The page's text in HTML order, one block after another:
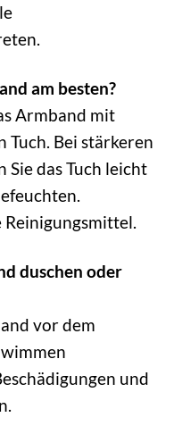
am besten?
Armband mit
Tuch. Bei stärkeren
Sie das Tuch leicht
Reinigungsmittel.
duschen oder
vor dem
und